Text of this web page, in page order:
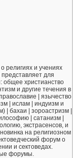
религиях и учениях
для
общее христианство
и другие течения в
| язычество
| ислам | индуизм и
| бахаи | зороастризм |
| сатанизм |
экстрасенсов, и
на религиозном
форум о
и сектоведах.
форумы.